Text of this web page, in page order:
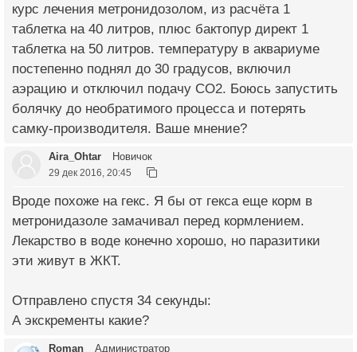
курс лечения метронидозолом, из расчёта 1
таблетка на 40 литров, плюс бактопур директ 1
таблетка на 50 литров. температуру в аквариуме
постепенно поднял до 30 градусов, включил
аэрацию и отключил подачу СО2. Боюсь запустить
болячку до необратимого процесса и потерять
самку-производителя. Ваше мнение?
Aira_Ohtar Новичок
29 дек 2016, 20:45
Вроде похоже на гекс. Я бы от гекса еще корм в
метронидазоле замачивал перед кормлением.
Лекарство в воде конечно хорошо, но паразитики
эти живут в ЖКТ.
Отправлено спустя 34 секунды:
А экскременты какие?
Roman Администратор